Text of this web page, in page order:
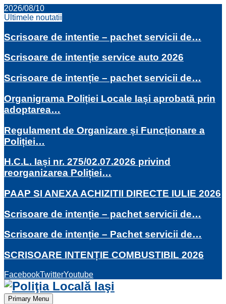
2026/08/10
Ultimele noutatii
Scrisoare de intentie – pachet servicii de…
Scrisoare de intenție service auto 2026
Scrisoare de intenție – pachet servicii de…
Organigrama Poliției Locale Iași aprobată prin
adoptarea…
Regulament de Organizare și Funcționare a
Poliției…
H.C.L. Iași nr. 275/02.07.2026 privind
reorganizarea Poliției…
PAAP SI ANEXA ACHIZITII DIRECTE IULIE 2026
Scrisoare de intenție – pachet servicii de…
Scrisoare de intenție – Pachet servicii de…
SCRISOARE INTENȚIE COMBUSTIBIL 2026
FacebookTwitterYoutube
Primary Menu